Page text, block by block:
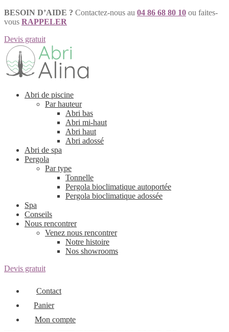
BESOIN D’AIDE ? Contactez-nous au 04 86 68 80 10 ou faites-
vous RAPPELER
Devis gratuit
Aller
à
la
navigation
Aller
au
contenu
Abri de piscine
Par hauteur
Abri bas
Abri mi-haut
Abri haut
Abri adossé
Abri de spa
Pergola
Par type
Tonnelle
Pergola bioclimatique autoportée
Pergola bioclimatique adossée
Spa
Conseils
Nous rencontrer
Venez nous rencontrer
Notre histoire
Nos showrooms
Devis gratuit
Contact
Panier
Mon compte